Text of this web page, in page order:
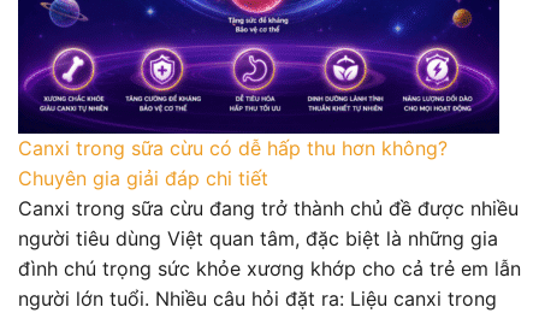
Canxi trong sữa cừu có dễ hấp thu hơn không?
Chuyên gia giải đáp chi tiết
Canxi trong sữa cừu đang trở thành chủ đề được nhiều
người tiêu dùng Việt quan tâm, đặc biệt là những gia
đình chú trọng sức khỏe xương khớp cho cả trẻ em lẫn
người lớn tuổi. Nhiều câu hỏi đặt ra: Liệu canxi trong